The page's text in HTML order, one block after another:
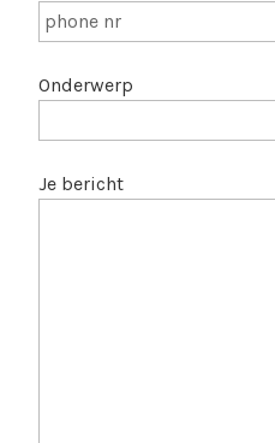
Onderwerp
Je bericht